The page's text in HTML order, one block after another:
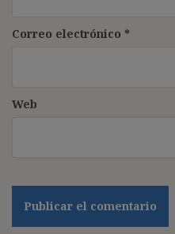
Correo electrónico *
Web